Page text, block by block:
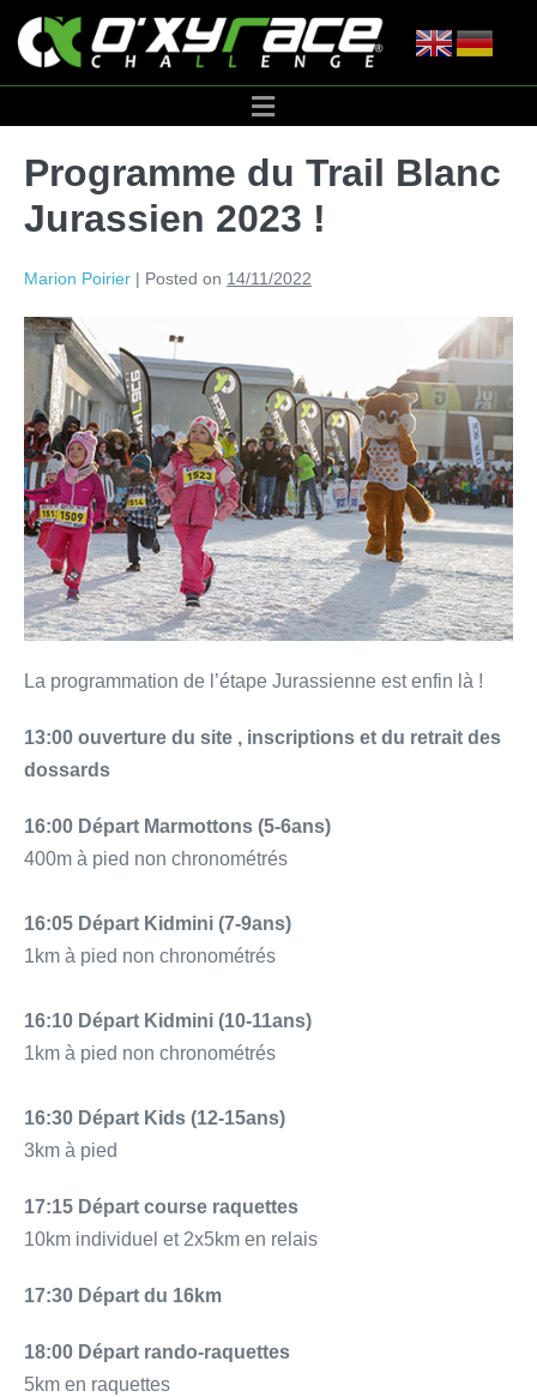
Programme du Trail Blanc
Jurassien 2023 !
Marion Poirier | Posted on 14/11/2022
La programmation de l’étape Jurassienne est enfin là !
13:00 ouverture du site , inscriptions et du retrait des
dossards
16:00 Départ Marmottons (5-6ans)
400m à pied non chronométrés
16:05 Départ Kidmini (7-9ans)
1km à pied non chronométrés
16:10 Départ Kidmini (10-11ans)
1km à pied non chronométrés
16:30 Départ Kids (12-15ans)
3km à pied
17:15 Départ course raquettes
10km individuel et 2x5km en relais
17:30 Départ du 16km
18:00 Départ rando-raquettes
5km en raquettes